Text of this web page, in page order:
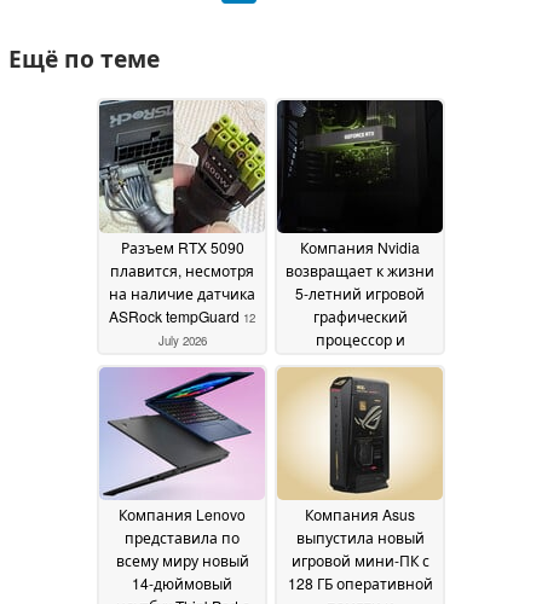
Ещё по теме
Разъем RTX 5090
плавится, несмотря
на наличие датчика
ASRock tempGuard 12
July 2026
Компания Nvidia
возвращает к жизни
5-летний игровой
графический
процессор и
него цену в 329
долларов07 July 2026
Компания Lenovo
представила по
всему миру новый
14-дюймовый
Компания Asus
выпустила новый
игровой мини-ПК с
128 ГБ оперативной